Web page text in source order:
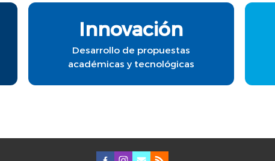
Innovación
Desarrollo de propuestas
académicas y tecnológicas